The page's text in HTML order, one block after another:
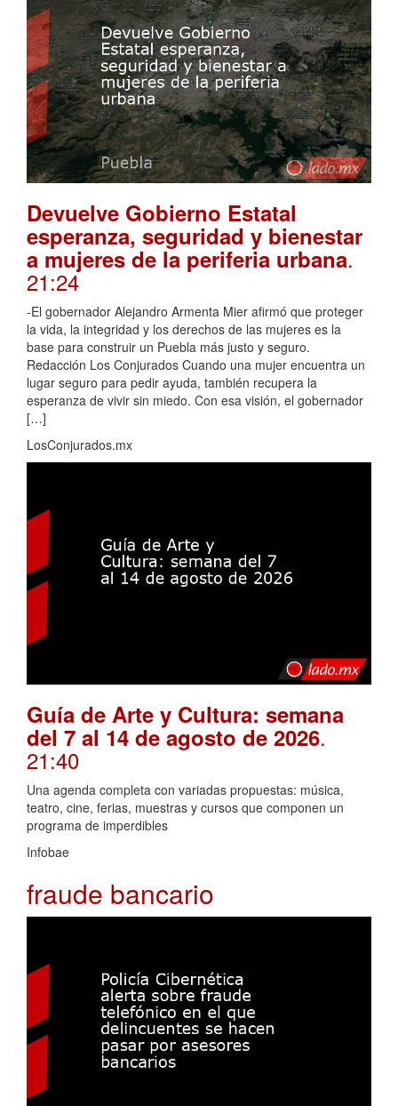
Devuelve Gobierno Estatal
esperanza, seguridad y bienestar
a mujeres de la periferia urbana.
21:24
-El gobernador Alejandro Armenta Mier afirmó que proteger
la vida, la integridad y los derechos de las mujeres es la
base para construir un Puebla más justo y seguro.
Redacción Los Conjurados Cuando una mujer encuentra un
lugar seguro para pedir ayuda, también recupera la
esperanza de vivir sin miedo. Con esa visión, el gobernador
[…]
LosConjurados.mx
Guía de Arte y Cultura: semana
del 7 al 14 de agosto de 2026.
21:40
Una agenda completa con variadas propuestas: música,
teatro, cine, ferias, muestras y cursos que componen un
programa de imperdibles
Infobae
fraude bancario